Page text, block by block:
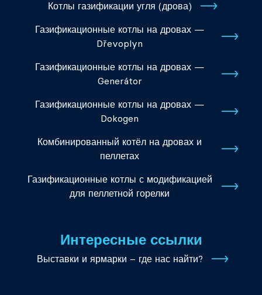
Котлы газификации угля (дрова)
Газификационные котлы на дровах —
Dřevoplyn
Газификационные котлы на дровах —
Generátor
Газификационные котлы на дровах —
Dokogen
Комбинированный котёл на дровах и
пеллетах
Газификационные котлы с модификацией
для пеллетной горелки
Интересные ссылки
Выставки и ярмарки – где нас найти?